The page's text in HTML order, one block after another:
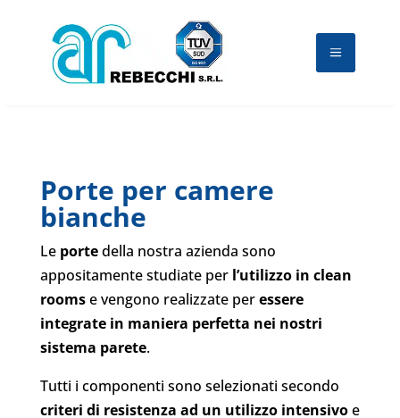
Porte per camere
bianche
Le portedella nostra azienda sono
appositamente studiate per l’utilizzo in clean
roomse vengono realizzate peressere
integrate in maniera perfetta nei nostri
sistema parete.
Tutti i componenti sono selezionati secondo
criteri di resistenza ad un utilizzo intensivoe